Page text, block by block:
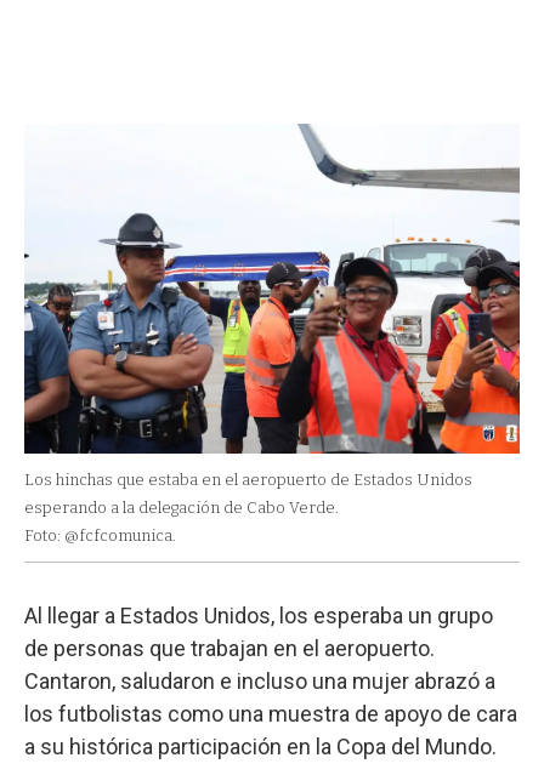
Los hinchas que estaba en el aeropuerto de Estados Unidos
esperando a la delegación de Cabo Verde.
Foto: @fcfcomunica.
Al llegar a Estados Unidos, los esperaba un grupo
de personas que trabajan en el aeropuerto.
Cantaron, saludaron e incluso una mujer abrazó a
los futbolistas como una muestra de apoyo de cara
a su histórica participación en la Copa del Mundo.